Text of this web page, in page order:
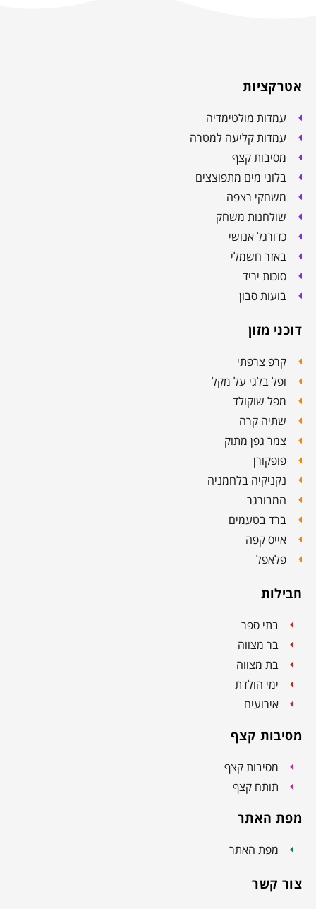
אטרקציות
עמדות מולטימדיה
עמדות קליעה למטרה
מסיבות קצף
בלוני מים מתפוצצים
משחקי רצפה
שולחנות משחק
כדורגל אנושי
באזר חשמלי
סוכות יריד
בועות סבון
דוכני מזון
קרפ צרפתי
ופל בלגי על מקל
מפל שוקולד
שתיה קרה
צמר גפן מתוק
פופקורן
נקניקיה בלחמניה
המבורגר
ברד בטעמים
אייס קפה
פלאפל
חבילות
בתי ספר
בר מצווה
בת מצווה
ימי הולדת
אירועים
מסיבות קצף
מסיבות קצף
תותח קצף
מפת האתר
מפת האתר
צור קשר